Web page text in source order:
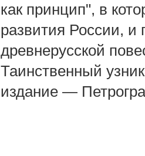
как принцип", в
развития России,
древнерусской
Таинственный
издание —